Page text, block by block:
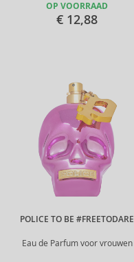
OP VOORRAAD
€ 12,88
POLICE TO BE #FREETODARE
Eau de Parfum voor vrouwen